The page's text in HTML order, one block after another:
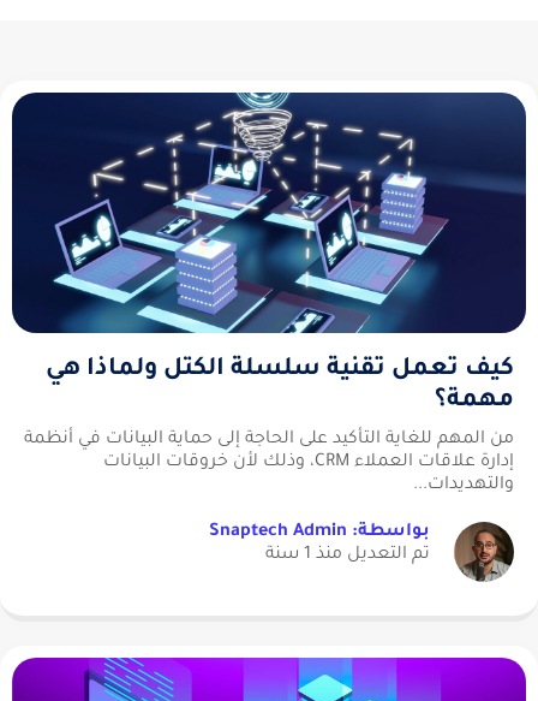
كيف تعمل تقنية سلسلة الكتل ولماذا هي
مهمة؟
من المهم للغاية التأكيد على الحاجة إلى حماية البيانات في أنظمة
إدارة علاقات العملاء CRM، وذلك لأن خروقات البيانات
والتهديدات...
بواسطة: Snaptech Admin
تم التعديل منذ 1 سنة